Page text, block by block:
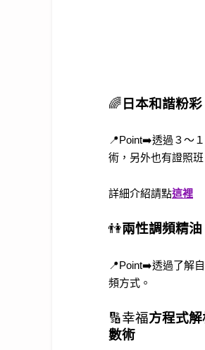
🌈 日本和諧粉彩
📍Point➡️透過３～
術，另外也有證照
詳細介紹請點這裡
👫兩性調頻精
📍Point➡️透過了解
頻方式。
🔢幸福方程式
數術